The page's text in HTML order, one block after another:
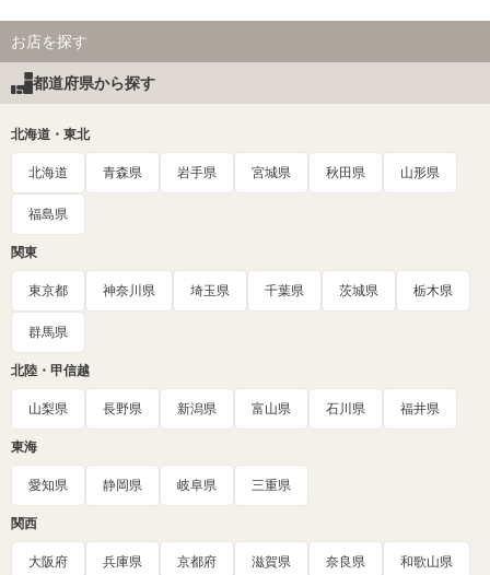
お店を探す
都道府県から探す
北海道・東北
北海道 青森県 岩手県 宮城県 秋田県 山形県
福島県
関東
東京都 神奈川県 埼玉県 千葉県 茨城県 栃木県
群馬県
北陸・甲信越
山梨県 長野県 新潟県 富山県 石川県 福井県
東海
愛知県 静岡県 岐阜県 三重県
関西
大阪府 兵庫県 京都府 滋賀県 奈良県 和歌山県